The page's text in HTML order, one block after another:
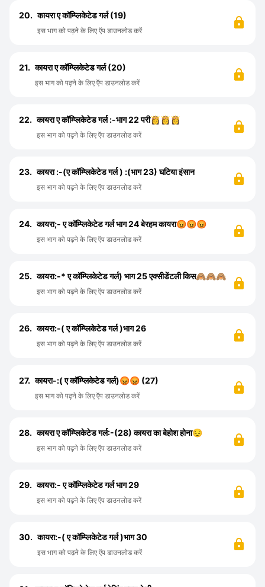
20. कायरा ए कॉम्प्लिकेटेड गर्ल (19)
इस भाग को पढ़ने के लिए ऍप डाउनलोड करें
21. कायरा ए कॉम्प्लिकेटेड गर्ल (20)
इस भाग को पढ़ने के लिए ऍप डाउनलोड करें
22. कायरा ए कॉम्प्लिकेटेड गर्ल :-भाग 22 परी👸👸👸
इस भाग को पढ़ने के लिए ऍप डाउनलोड करें
23. कायरा :-(ए कॉम्प्लिकेटेड गर्ल ) :(भाग 23) घटिया इंसान
इस भाग को पढ़ने के लिए ऍप डाउनलोड करें
24. कायरा;- ए कॉम्प्लिकेटेड गर्ल भाग 24 बेरहम कायरा😡😡😡
इस भाग को पढ़ने के लिए ऍप डाउनलोड करें
25. कायरा:-* ए कॉम्प्लिकेटेड गर्ल) भाग 25 एक्सीडेंटली किस🙈🙈🙈
इस भाग को पढ़ने के लिए ऍप डाउनलोड करें
26. कायरा:-( ए कॉम्प्लिकेटेड गर्ल )भाग 26
इस भाग को पढ़ने के लिए ऍप डाउनलोड करें
27. कायरा-:( ए कॉम्प्लिकेटेड गर्ल)😡😡 (27)
इस भाग को पढ़ने के लिए ऍप डाउनलोड करें
28. कायरा ए कॉम्प्लिकेटेड गर्ल:-(28) कायरा का बेहोश होना😔
इस भाग को पढ़ने के लिए ऍप डाउनलोड करें
29. कायरा:- ए कॉम्प्लिकेटेड गर्ल भाग 29
इस भाग को पढ़ने के लिए ऍप डाउनलोड करें
30. कायरा:-( ए कॉम्प्लिकेटेड गर्ल )भाग 30
इस भाग को पढ़ने के लिए ऍप डाउनलोड करें